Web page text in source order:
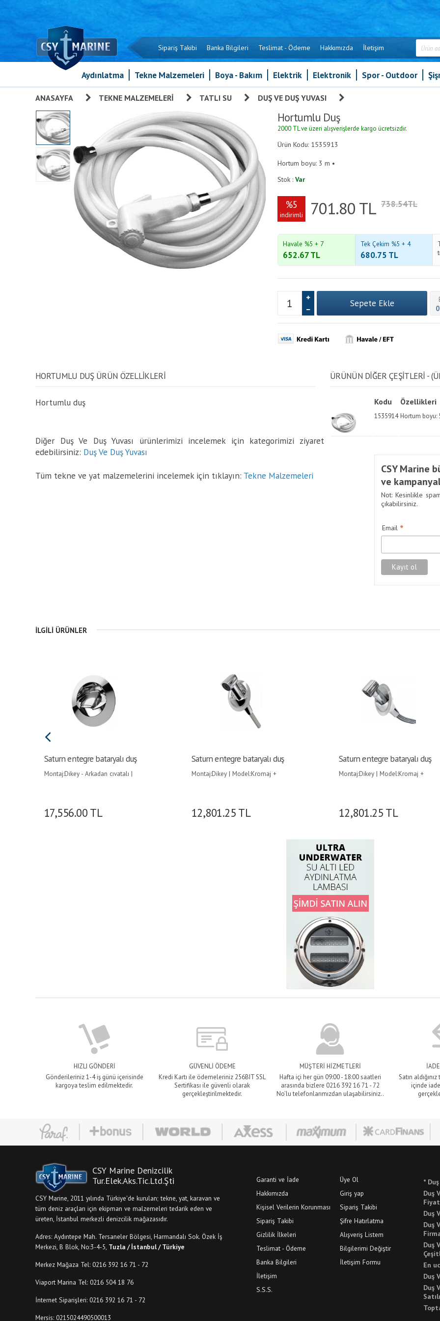
Sipariş Takibi Banka Bilgileri Teslimat - Ödeme Hakkımızda İletişim
Aydınlatma Tekne Malzemeleri Boya - Bakım Elektrik Elektronik Spor - Outdoor
ANASAYFA TEKNE MALZEMELERI TATLI SU DUŞ VE DUŞ YUVASI
Hortumlu Duş
2000 TL ve üzeri alışverişlerde kargo ücretsizdir.
Ürün Kodu: 1535913
Hortum boyu: 3 m •
Stok : Var
%5
indirimli 701.80 TL 738.54TL
Havale %5 + 7
652.67TL
Tek Çekim %5 + 4
680.75 TL
HORTUMLU DUŞ ÜRÜN ÖZELLİKLERİ
Hortumlu duş
Diğer Duş Ve Duş Yuvası ürünlerimizi incelemek için kategorimizi ziyaret
edebilirsiniz: Duş Ve Duş Yuvası
Tüm tekne ve yat malzemelerini incelemek için tıklayın: Tekne Malzemeleri
ÜRÜNÜN DİĞER ÇEŞİTLERİ -
Kodu Özellikleri
1535914 Hortum boyu:
CSY Marine
ve
Not: Kesinlikle
çıkabilirsiniz.
Email *
İLGILI ÜRÜNLER
Saturn entegre bataryalı duş
Montaj:Dikey - Arkadan cıvatalı |
17,556.00 TL
Saturn entegre bataryalı duş
Montaj:Dikey | Model:Kromaj +
12,801.25 TL
Saturn entegre bataryalı duş
Montaj:Dikey | Model:Kromaj +
12,801.25 TL
HIZLI GÖNDERİ
Gönderileriniz 1-4 iş günü içerisinde
kargoya teslim edilmektedir.
GÜVENLİ ÖDEME
Kredi Kartı ile ödemeleriniz 256BIT SSL
Sertifikası ile güvenli olarak
gerçekleştirilmektedir.
MÜŞTERİ HİZMETLERİ
Hafta içi her gün 09:00 - 18:00 saatleri
arasında bizlere 0216 392 16 71 - 72
No’lu telefonlarımızdan ulaşabilirsiniz..
Satın
içinde
CSY Marine Denizcilik
Tur.Elek.Aks.Tic.Ltd.Şti
CSY Marine, 2011 yılında Türkiye'de kurulan; tekne, yat, karavan ve
tüm deniz araçları için ekipman ve malzemeleri tedarik eden ve
üreten, İstanbul merkezli denizcilik mağazasıdır.
Adres: Aydıntepe Mah. Tersaneler Bölgesi, Harmandalı Sok. Özek İş
Merkezi, B Blok, No:3-4-5, Tuzla / İstanbul / Türkiye
Merkez Mağaza Tel: 0216 392 16 71 - 72
Viaport Marina Tel: 0216 504 18 76
İnternet Siparişleri: 0216 392 16 71 - 72
Mersis: 0215024490500013
Garanti ve İade
Hakkımızda
Kişisel Verilerin Korunması
Sipariş Takibi
Gizlilik İlkeleri
Teslimat - Ödeme
Banka Bilgileri
İletişim
S.S.S.
Üye Ol
Giriş yap
Sipariş Takibi
Şifre Hatırlatma
Alışveriş Listem
Bilgilerimi Değiştir
İletişim Formu
*
Duş
Duş
Duş
Duş
En
Duş
Duş